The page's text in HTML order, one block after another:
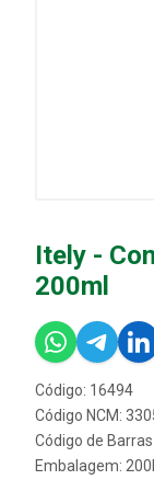
Itely -
200ml
Código: 16494
Código NCM:
Código de
Embalagem: